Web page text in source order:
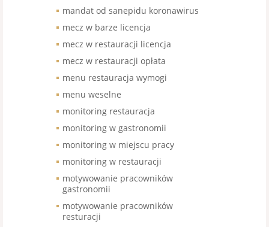
mandat od sanepidu koronawirus
mecz w barze licencja
mecz w restauracji licencja
mecz w restauracji opłata
menu restauracja wymogi
menu weselne
monitoring restauracja
monitoring w gastronomii
monitoring w miejscu pracy
monitoring w restauracji
motywowanie pracowników
gastronomii
motywowanie pracowników
resturacji